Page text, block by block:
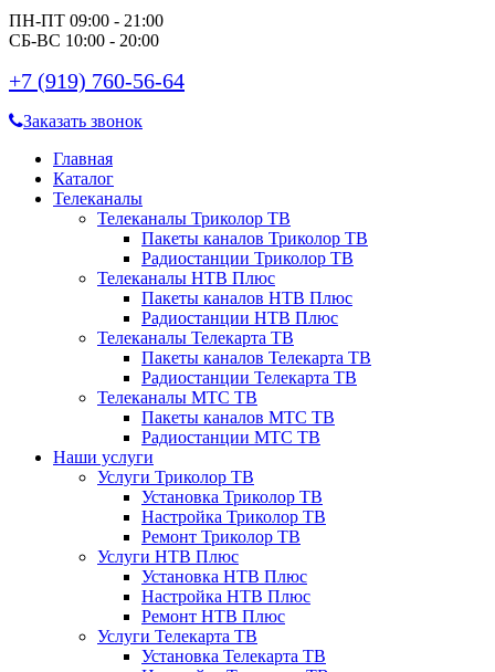
ПН-ПТ 09:00 - 21:00
СБ-ВС 10:00 - 20:00
+7 (919) 760-56-64
Заказать звонок
Главная
Каталог
Телеканалы
Телеканалы Триколор ТВ
Пакеты каналов Триколор ТВ
Радиостанции Триколор ТВ
Телеканалы НТВ Плюс
Пакеты каналов НТВ Плюс
Радиостанции НТВ Плюс
Телеканалы Телекарта ТВ
Пакеты каналов Телекарта ТВ
Радиостанции Телекарта ТВ
Телеканалы МТС ТВ
Пакеты каналов МТС ТВ
Радиостанции МТС ТВ
Наши услуги
Услуги Триколор ТВ
Установка Триколор ТВ
Настройка Триколор ТВ
Ремонт Триколор ТВ
Услуги НТВ Плюс
Установка НТВ Плюс
Настройка НТВ Плюс
Ремонт НТВ Плюс
Услуги Телекарта ТВ
Установка Телекарта ТВ